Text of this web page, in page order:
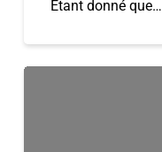
Étant donné que…